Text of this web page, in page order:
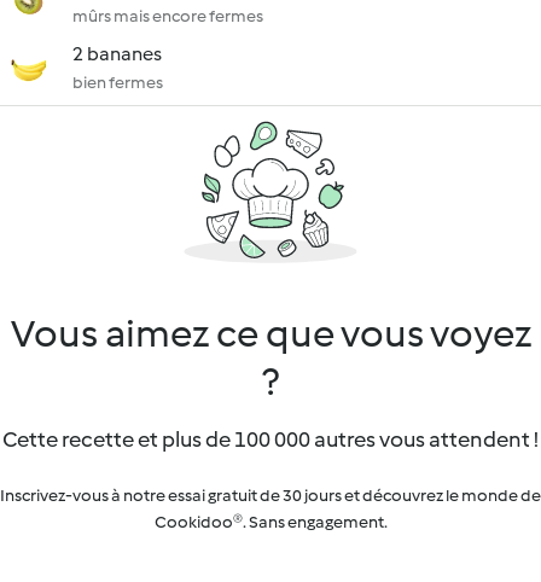
mûrs mais encore fermes
2 bananes
bien fermes
Vous aimez ce que vous voyez
?
Cette recette et plus de 100 000 autres vous attendent !
Inscrivez-vous à notre essai gratuit de 30 jours et découvrez le monde de
Cookidoo®. Sans engagement.